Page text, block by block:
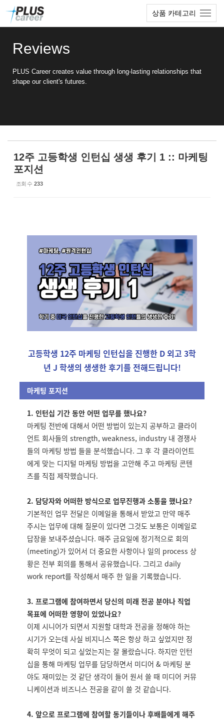
상품 카테고리
Reviews
PLUS Career creates value through long-lasting relationships that
shape our client's futures.
12주 고등학생 인턴십 생생 후기 1 :: 마케팅
포지션
조회 수 233
고등학생 12주 마케팅 인턴십을 진행한 D 외고 3학
년 J 학생의 생생한 후기를 전해드립니다!
마케팅 포지션
1. 인턴십 기간 동안 어떤 업무를 했나요?
마케팅 전반에 대해서 어떤 방법이 있는지 공부하고 클라이
언트 회사들의 strength, weakness, industry 내 경쟁사
들의 마케팅 방법 들을 분석했습니다. 그 후 각 클라이언트
에게 맞는 디지털 마케팅 방법을 고안해 주고 마케팅 콘텐
츠를 직접 제작했습니다.
2. 담당자와 어떠한 방식으로 업무진행과 소통을 했나요?
기본적인 업무 전달은 이메일을 통해서 받았고 만약 매주
주시는 업무에 대해 질문이 있다면 그것도 보통은 이메일로
답장을 보내주셨습니다. 매주 금요일에 정기적으로 회의
(meeting)가 있어서 더 중요한 사항이나 일의 process 상
황은 전부 회의를 통해서 공유했습니다. 그리고 daily
work report를 작성해서 매주 한 일을 기록했습니다.
3. 프로그램에 참여하면서 당신의 미래 전공 분야나 직업
목표에 어떠한 영향이 있었나요?
이제 시니어가 되면서 지원할 대학과 전공을 정해야 하는
시기가 오는데 사실 비지니스 쪽은 항상 하고 싶었지만 정
확히 무엇이 되고 싶었는지는 잘 몰랐습니다. 하지만 인턴
십을 통해 마케팅 업무를 담당하면서 미디어 & 마케팅 분
야도 재미있는 것 같단 생각이 들어 원서 쓸 때 미디어 커뮤
니케이션과 비즈니스 전공을 같이 쓸 것 같습니다.
4. 앞으로 프로그램에 참여할 동기들이나 후배들에게 해주